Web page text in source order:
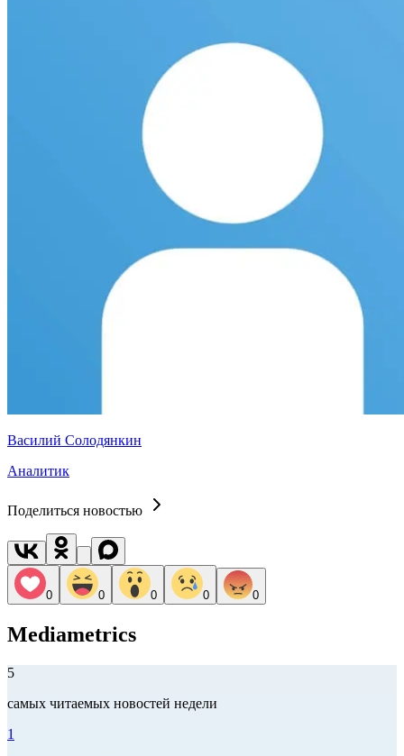
Василий Солодянкин
Аналитик
Поделиться новостью
0 0 0 0 0
Mediametrics
5
самых читаемых новостей недели
1